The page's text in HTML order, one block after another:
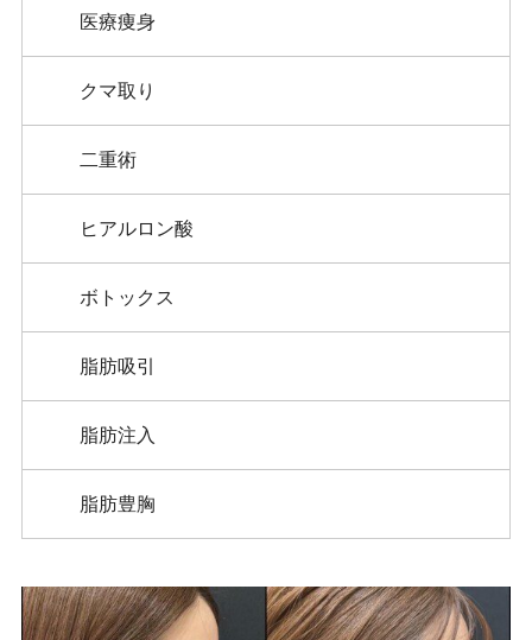
医療痩身
クマ取り
二重術
ヒアルロン酸
ボトックス
脂肪吸引
脂肪注入
脂肪豊胸